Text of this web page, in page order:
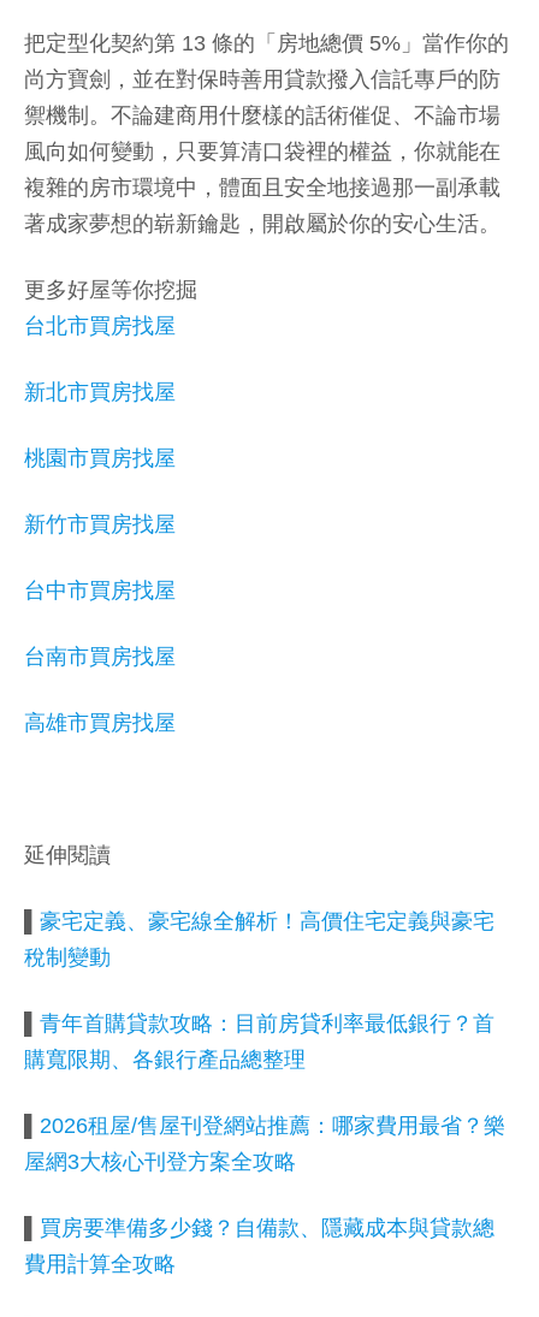
把定型化契約第 13 條的「房地總價 5%」當作你的
尚方寶劍，並在對保時善用貸款撥入信託專戶的防
禦機制。不論建商用什麼樣的話術催促、不論市場
風向如何變動，只要算清口袋裡的權益，你就能在
複雜的房市環境中，體面且安全地接過那一副承載
著成家夢想的崭新鑰匙，開啟屬於你的安心生活。
更多好屋等你挖掘
台北市買房找屋
新北市買房找屋
桃園市買房找屋
新竹市買房找屋
台中市買房找屋
台南市買房找屋
高雄市買房找屋
延伸閱讀
豪宅定義、豪宅線全解析！高價住宅定義與豪宅
稅制變動
青年首購貸款攻略：目前房貸利率最低銀行？首
購寬限期、各銀行產品總整理
2026租屋/售屋刊登網站推薦：哪家費用最省？樂
屋網3大核心刊登方案全攻略
買房要準備多少錢？自備款、隱藏成本與貸款總
費用計算全攻略